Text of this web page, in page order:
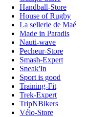
Handball-Store
House of Rugby
La sellerie de Maé
Made in Paradis
Nauti-wave
Pecheur-Store
Smash-Expert
Sneak'In
Sport is good
Training-Fit
Trek-Expert
TripNBikers
Vélo-Store